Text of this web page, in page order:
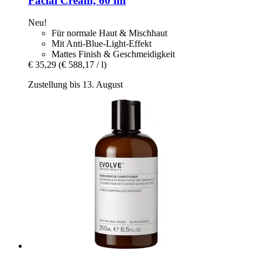
Neu!
Für normale Haut & Mischhaut
Mit Anti-Blue-Light-Effekt
Mattes Finish & Geschmeidigkeit
€ 35,29 (€ 588,17 / l)
Zustellung bis 13. August